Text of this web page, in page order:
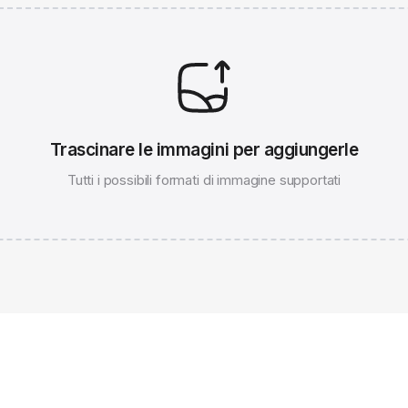
Trascinare le immagini per aggiungerle
Tutti i possibili formati di immagine supportati